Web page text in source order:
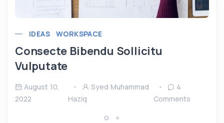
IDEAS WORKSPACE
Consecte Bibendu Sollicitu
Vulputate
August 10,
2022
Syed Muhammad
Haziq
4
Comments